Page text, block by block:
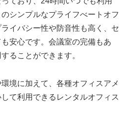
シンプルなプライフべートオフ
イバシー性や防音性も高く、セ
安心です。会議室の完備もあ
ることができます。
境に加えて、各種オフィスアメ
て利用できるレンタルオフィス